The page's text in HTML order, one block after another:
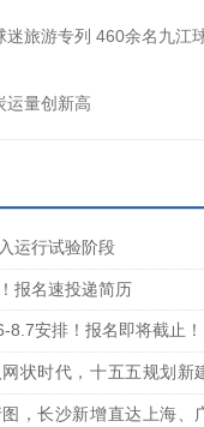
迷旅游专列 460余名九江
运量创新高
运行试验阶段
报名速投递简历
8.7安排！报名即将截止！
状时代，十五五规划新
，长沙新增直达上海、